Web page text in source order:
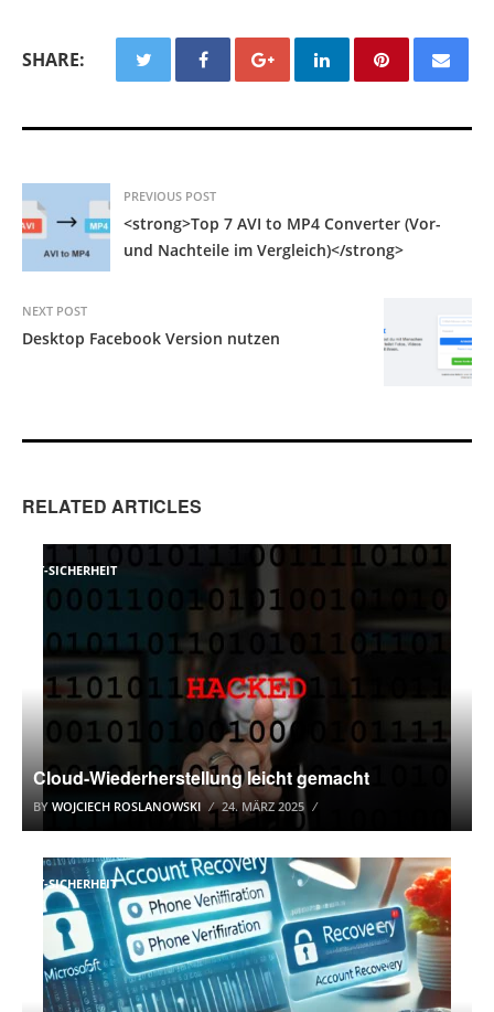
SHARE:
PREVIOUS POST
<strong>Top 7 AVI to MP4 Converter (Vor-
und Nachteile im Vergleich)</strong>
NEXT POST
Desktop Facebook Version nutzen
RELATED ARTICLES
IT-SICHERHEIT
Cloud-Wiederherstellung leicht gemacht
BY WOJCIECH ROSLANOWSKI 24. MÄRZ 2025
IT-SICHERHEIT